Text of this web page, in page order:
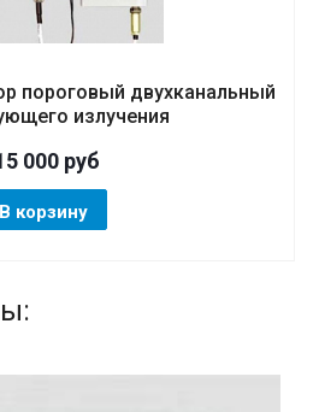
пороговый двухканальный
излучения
000руб
В корзину